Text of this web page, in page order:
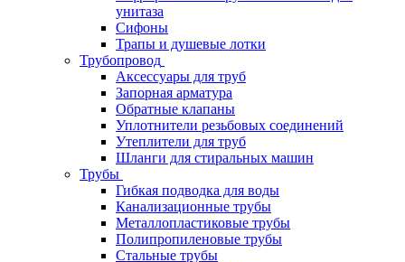
унитаза
Сифоны
Трапы и душевые лотки
Трубопровод
Аксессуары для труб
Запорная арматура
Обратные клапаны
Уплотнители резьбовых соединений
Утеплители для труб
Шланги для стиральных машин
Трубы
Гибкая подводка для воды
Канализационные трубы
Металлопластиковые трубы
Полипропиленовые трубы
Стальные трубы